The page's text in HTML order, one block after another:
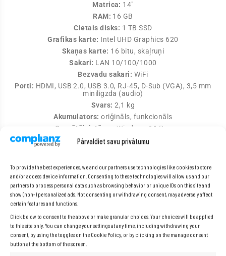
Pārvaldiet savu privātumu
To provide the best experiences, we and our partners use technologies like cookies to store
and/or access device information. Consenting to these technologies will allow us and our
partners to process personal data such as browsing behavior or unique IDs on this site and
show (non-) personalized ads. Not consenting or withdrawing consent, may adversely affect
certain features and functions.
Click below to consent to the above or make granular choices. Your choices will be applied
to this site only. You can change your settings at any time, including withdrawing your
consent, by using the toggles on the Cookie Policy, or by clicking on the manage consent
button at the bottom of the screen.
Matrica: 14″
RAM: 16 GB
Cietais disks: 1 TB SSD
Grafikas karte: Intel UHD Graphics 620
Skaņas karte: 16 bitu, skaļruņi
Sakari: LAN 10/100/1000
Bezvadu sakari: WiFi
Porti: HDMI, USB 2.0, USB 3.0, RJ-45, D-Sub (VGA), 3,5 mm
miniligzda (audio)
Svars: 2,1 kg
Akumulators: oriģināls, funkcionāls
Operētājsistēma:
Windows 11 Pro
Tastatūra:QWERTY PL + iekļautas latviešu klaviatūras
uzlīmes.
Garantija:24 mēneši